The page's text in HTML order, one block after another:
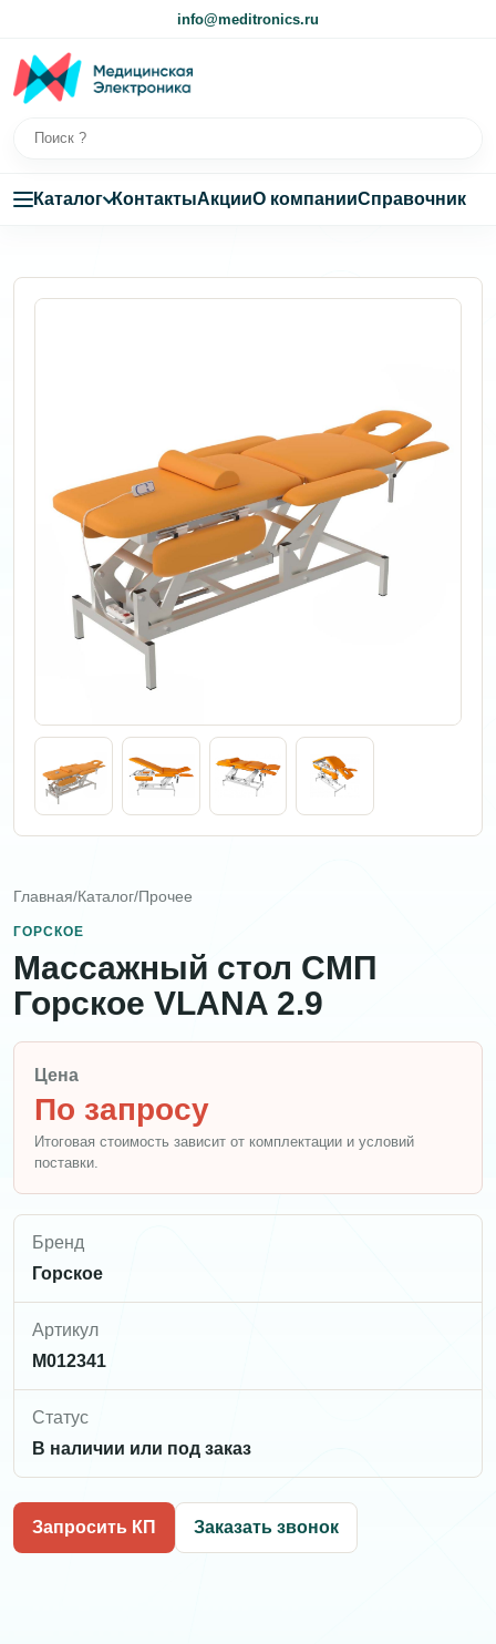
info@meditronics.ru
Каталог КонтактыАкцииО компанииСправочник
Главная/Каталог/Прочее
ГОРСКОЕ
Массажный стол СМП
Горское VLANA 2.9
Цена
По запросу
Итоговая стоимость зависит от комплектации и условий
поставки.
Бренд
Горское
Артикул
M012341
Статус
В наличии или под заказ
Запросить КП Заказать звонок